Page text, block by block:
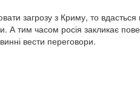
загрозу з Криму, то вдасться
тим часом росія закликає
вести переговори.